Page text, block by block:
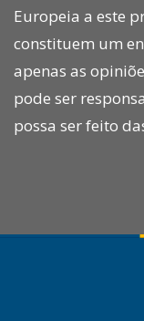
Europeia a este
constituem um
apenas as
pode ser
possa ser feito